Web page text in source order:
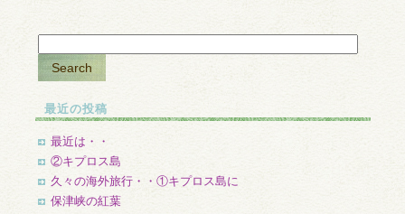
最近の投稿
最近は・・
②キプロス島
久々の海外旅行・・①キプロス島に
保津峡の紅葉